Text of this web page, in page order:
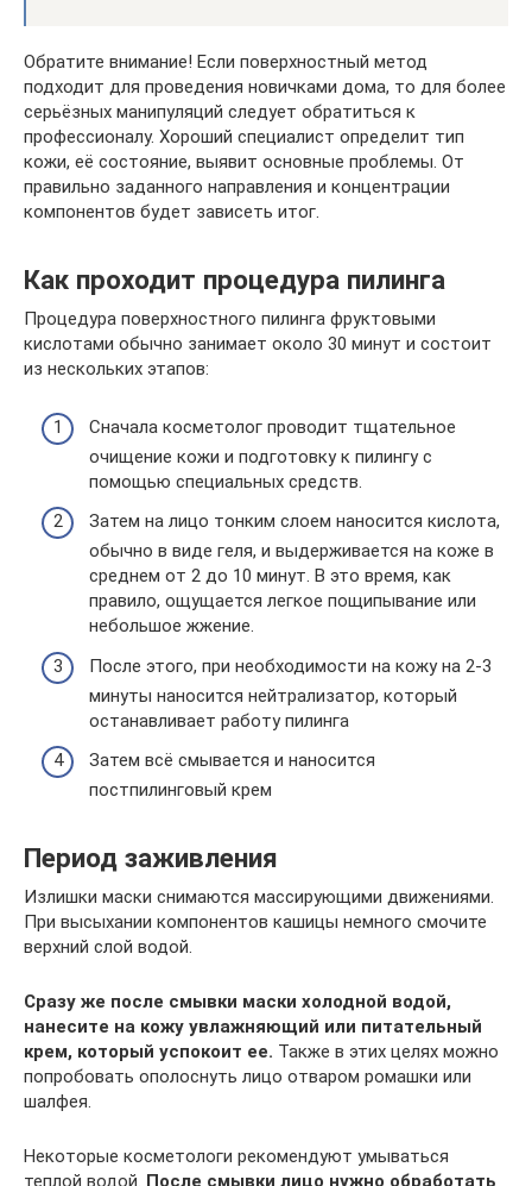
Обратите внимание! Если поверхностный метод
подходит для проведения новичками дома, то для более
серьёзных манипуляций следует обратиться к
профессионалу. Хороший специалист определит тип
кожи, её состояние, выявит основные проблемы. От
правильно заданного направления и концентрации
компонентов будет зависеть итог.
Как проходит процедура пилинга
Процедура поверхностного пилинга фруктовыми
кислотами обычно занимает около 30 минут и состоит
из нескольких этапов:
Сначала косметолог проводит тщательное
очищение кожи и подготовку к пилингу с
помощью специальных средств.
Затем на лицо тонким слоем наносится кислота,
обычно в виде геля, и выдерживается на коже в
среднем от 2 до 10 минут. В это время, как
правило, ощущается легкое пощипывание или
небольшое жжение.
После этого, при необходимости на кожу на 2-3
минуты наносится нейтрализатор, который
останавливает работу пилинга
Затем всё смывается и наносится
постпилинговый крем
Период заживления
Излишки маски снимаются массирующими движениями.
При высыхании компонентов кашицы немного смочите
верхний слой водой.
Сразу же после смывки маски холодной водой,
нанесите на кожу увлажняющий или питательный
крем, который успокоит ее. Также в этих целях можно
попробовать ополоснуть лицо отваром ромашки или
шалфея.
Некоторые косметологи рекомендуют умываться
теплой водой. После смывки лицо нужно обработать